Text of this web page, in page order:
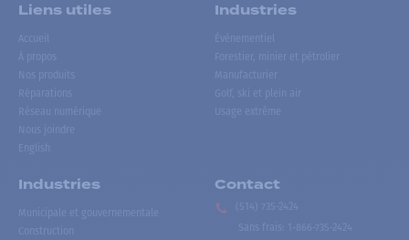
Liens utiles
Accueil
À propos
Nos produits
Réparations
Réseau numérique
Nous joindre
English
Industries
Événementiel
Forestier, minier et pétrolier
Manufacturier
Golf, ski et plein air
Usage extrême
Industries
Municipale et gouvernementale
Construction
Contact
(514) 735-2424
Sans frais
1-866-735-2424